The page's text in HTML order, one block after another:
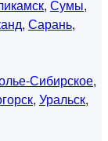
, Сумы,
, Сарань,
Сибирское,
, Уральск,